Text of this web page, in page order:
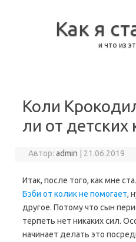
Как я
и что из
Коли
ли от детских
Автор:admin 21.06.2019
Итак, после того, как мне
Бэби от колик не помогает,
другое. Потому что сын
терпеть нет никаких сил.
начинает делать это